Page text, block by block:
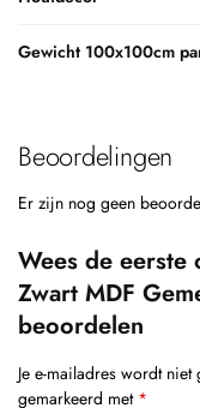
Gewicht 100x100cm
Beoordelingen
Er zijn nog geen
Wees de eerste
Zwart MDF
beoordelen
Je e-mailadres wordt
gemarkeerd met *